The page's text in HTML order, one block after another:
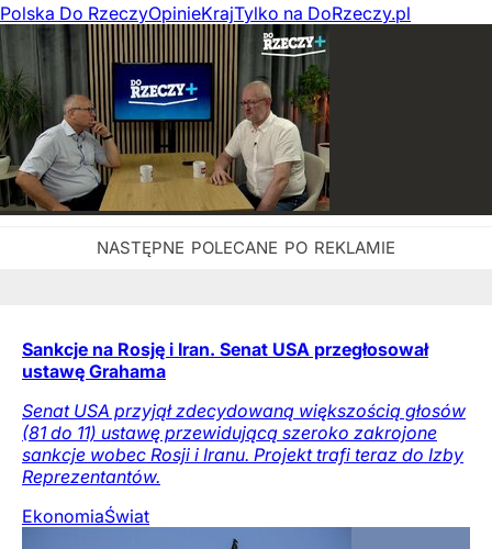
Polska Do RzeczyOpinieKrajTylko na DoRzeczy.pl
Sankcje na Rosję i Iran. Senat USA przegłosował
ustawę Grahama
Senat USA przyjął zdecydowaną większością głosów
(81 do 11) ustawę przewidującą szeroko zakrojone
sankcje wobec Rosji i Iranu. Projekt trafi teraz do Izby
Reprezentantów.
EkonomiaŚwiat